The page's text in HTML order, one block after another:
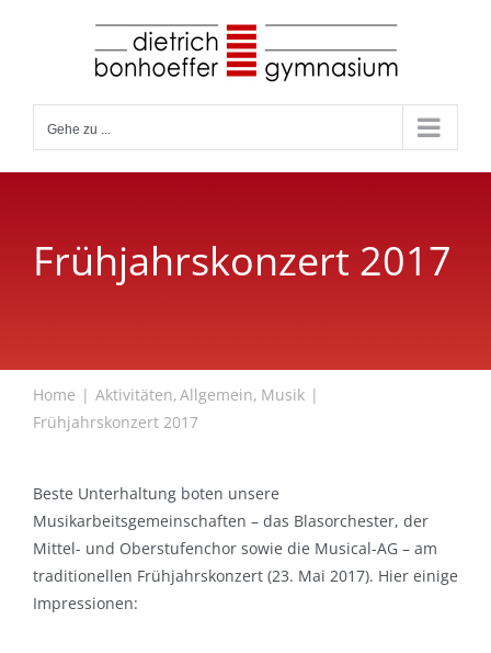
Gehe zu ...
Frühjahrskonzert 2017
Home Aktivitäten Allgemein Musik
Frühjahrskonzert 2017
Beste Unterhaltung boten unsere
Musikarbeitsgemeinschaften – das Blasorchester, der
Mittel- und Oberstufenchor sowie die Musical-AG – am
traditionellen Frühjahrskonzert (23. Mai 2017). Hier einige
Impressionen: